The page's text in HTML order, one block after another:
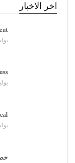
اخر الاخبار
يوليو
يوليو
يوليو